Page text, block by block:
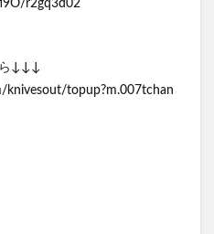
r2gq3d02
ら↓↓↓
knivesout/topup?m.007tchan